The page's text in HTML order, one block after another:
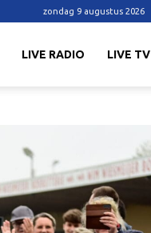
zondag 9 augustus 2026
LIVE RADIO LIVE TV